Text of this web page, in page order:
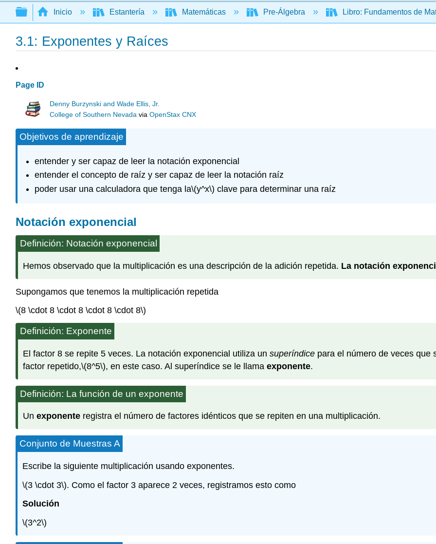
Buscar
Expandir/contraer jerarquía global
Inicio Estantería Matemáticas Pre-Álgebra Libro: Fundamentos de
3.1: Exponentes y Raíces
Page ID
Denny Burzynski and Wade Ellis, Jr.
College of Southern Nevada viaOpenStax CNX
Objetivos de aprendizaje
entender y ser capaz de leer la notación exponencial
entender el concepto de raíz y ser capaz de leer la notación raíz
poder usar una calculadora que tenga la\(y^x\) clave para determinar una raíz
Notación exponencial
Definición: Notación exponencial
Hemos observado que la multiplicación es una descripción de la adición repetida. La notación
Supongamos que tenemos la multiplicación repetida
\(8 \cdot 8 \cdot 8 \cdot 8 \cdot 8\)
Definición: Exponente
El factor 8 se repite 5 veces. La notación exponencial utiliza un superíndice para el número de veces que
factor repetido,\(8^5\), en este caso. Al superíndice se le llama exponente.
Definición: La función de un exponente
Un exponente registra el número de factores idénticos que se repiten en una multiplicación.
Conjunto de Muestras A
Escribe la siguiente multiplicación usando exponentes.
\(3 \cdot 3\). Como el factor 3 aparece 2 veces, registramos esto como
Solución
\(3^2\)